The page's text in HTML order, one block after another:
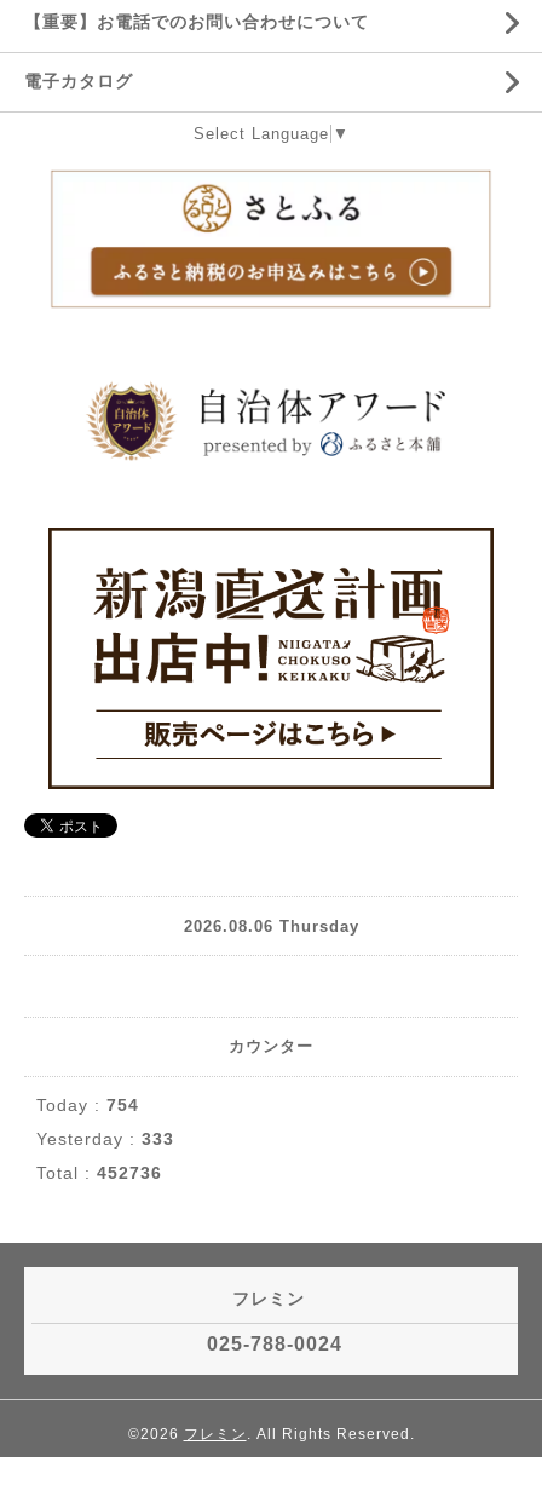
【重要】お電話でのお問い合わせについて
電子カタログ
Select Language ▼
2026.08.06 Thursday
カウンター
Today : 754
Yesterday : 333
Total : 452736
フレミン
025-788-0024
©2026 フレミン . All Rights Reserved.